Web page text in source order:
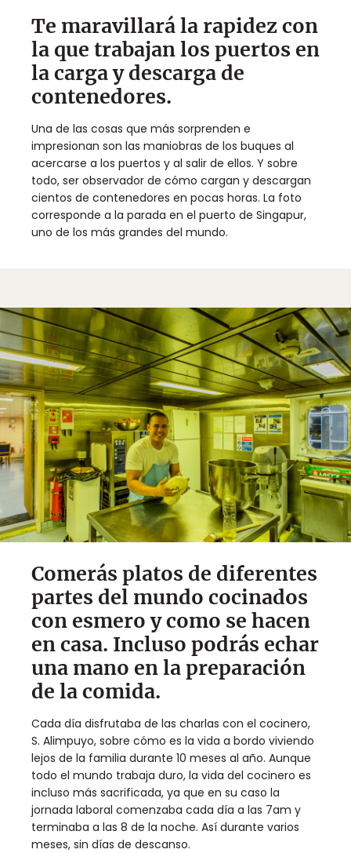
Te maravillará la rapidez con
la que trabajan los puertos en
la carga y descarga de
contenedores.
Una de las cosas que más sorprenden e
impresionan son las maniobras de los buques al
acercarse a los puertos y al salir de ellos. Y sobre
todo, ser observador de cómo cargan y descargan
cientos de contenedores en pocas horas. La foto
corresponde a la parada en el puerto de Singapur,
uno de los más grandes del mundo.
Comerás platos de diferentes
partes del mundo cocinados
con esmero y como se hacen
en casa. Incluso podrás echar
una mano en la preparación
de la comida.
Cada día disfrutaba de las charlas con el cocinero,
S. Alimpuyo, sobre cómo es la vida a bordo viviendo
lejos de la familia durante 10 meses al año. Aunque
todo el mundo trabaja duro, la vida del cocinero es
incluso más sacrificada, ya que en su caso la
jornada laboral comenzaba cada día a las 7am y
terminaba a las 8 de la noche. Así durante varios
meses, sin días de descanso.